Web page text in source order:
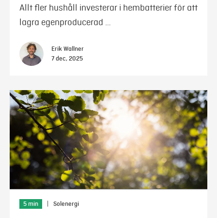
Allt fler hushåll investerar i hembatterier för att
lagra egenproducerad …
Erik Wallner
7 dec, 2025
5 min Solenergi